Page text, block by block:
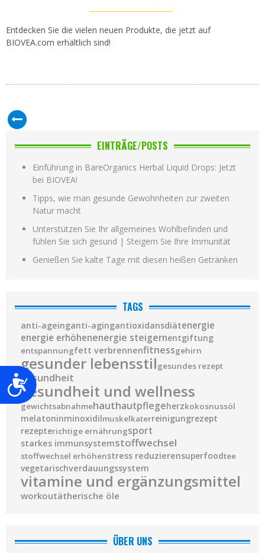
Barrierefreiheit
Entdecken Sie die vielen neuen Produkte, die jetzt auf
BIOVEA.com erhältlich sind!
EINTRÄGE/POSTS
Einführung in BareOrganics Herbal Liquid Drops: Jetzt
bei BIOVEA!
Tipps, wie man gesunde Gewohnheiten zur zweiten
Natur macht
Unterstützen Sie Ihr allgemeines Wohlbefinden und
fühlen Sie sich gesund | Steigern Sie Ihre Immunität
Genießen Sie kalte Tage mit diesen heißen Getränken
TAGS
anti-ageinganti-agingantioxidansdiätenergie
energie erhöhenenergie steigernentgiftung
entspannungfett verbrennenfitnessgehirn
gesunder lebensstilgesundes rezept
gesundheit
gesundheit und wellness
gewichtsabnahmehauthautpflegeherzkokosnussöl
melatoninminoxidilmuskelkaterreinigungrezept
rezepterichtige ernährungsport
starkes immunsystemstoffwechsel
stoffwechsel erhöhenstress reduzierensuperfoodtee
vegetarischverdauungssystem
vitamine und ergänzungsmittel
workoutätherische öle
ÜBER UNS